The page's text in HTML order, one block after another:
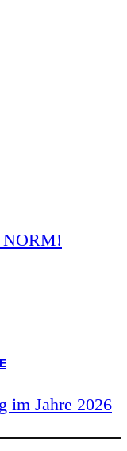
NORM!
im Jahre 2026